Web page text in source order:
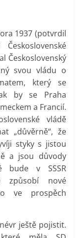
1937 (potvrdil
Československý
svou vládu o
který se
by se Praha
a Francií.
vládě
„důvěrně“, že
styky s jistou
a jsou důvody
bude v SSSR
způsobí nové
ve prospěch
ještě pojistit.